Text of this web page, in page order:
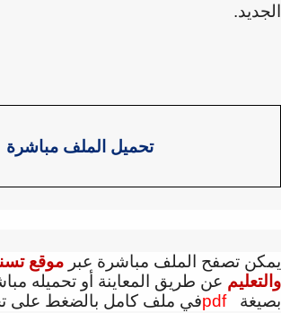
تحميل الملف مباشرة
تصفح الملف مباشرة عبرموقع تسنيم
عن طريق المعاينة أو تحميله
pdfفي ملف كامل بالضغط على